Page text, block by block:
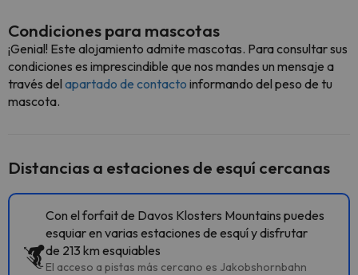
Condiciones para mascotas
¡Genial! Este alojamiento admite mascotas. Para consultar sus
condiciones es imprescindible que nos mandes un mensaje a
través del apartado de contacto informando del peso de tu
mascota.
Distancias a estaciones de esquí cercanas
Con el forfait de Davos Klosters Mountains puedes
esquiar en varias estaciones de esquí y disfrutar
de 213 km esquiables
El acceso a pistas más cercano es Jakobshornbahn